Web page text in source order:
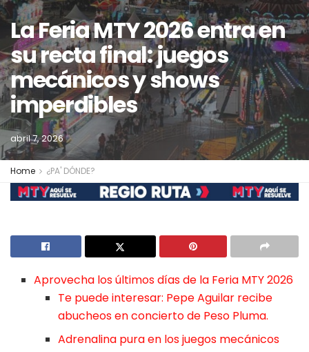
La Feria MTY 2026 entra en
su recta final: juegos
mecánicos y shows
imperdibles
abril 7, 2026
Home ¿PA' DÓNDE?
Aprovecha los últimos días de la Feria MTY 2026
Te puede interesar: Pepe Aguilar recibe
abucheos en concierto de Peso Pluma.
Adrenalina pura en los juegos mecánicos